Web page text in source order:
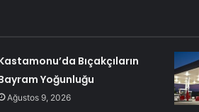
Bıçakçıların
Yoğunluğu
Ağustos 9, 2026